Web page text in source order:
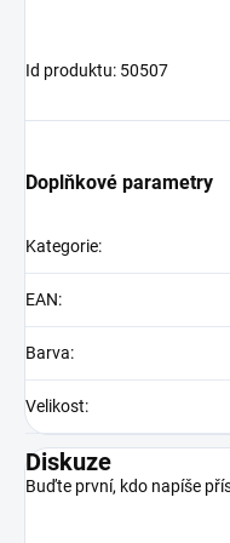
Id produktu: 50507
Doplňkové parametry
Kategorie:
EAN:
Barva:
Velikost:
Diskuze
Buďte první, kdo napíše